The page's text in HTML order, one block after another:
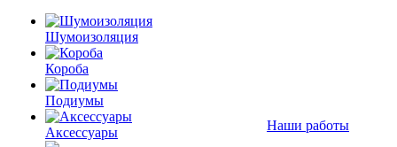
Шумоизоляция
Короба
Подиумы
Аксессуары
Наши работы